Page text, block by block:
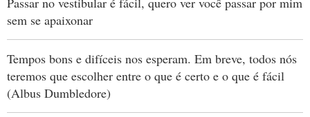
sem se apaixonar
Tempos bons e difíceis nos esperam. Em breve, todos nós
teremos que escolher entre o que é certo e o que é fácil
(Albus Dumbledore)